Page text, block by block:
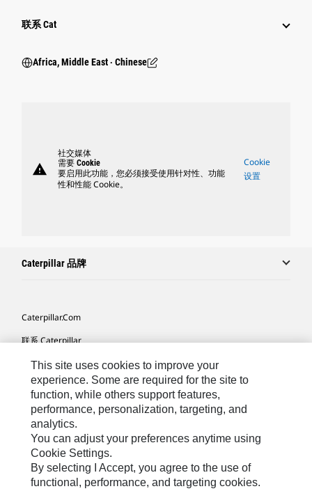
行业
联系 Cat
Africa, Middle East ‧ Chinese
warning
社交媒体
需要 Cookie
要启用此功能，您必须接受使用针对性、功能
性和性能 Cookie。
Cookie
设置
Caterpillar 品牌
Caterpillar.com
联系 Caterpillar
我的营销首选项
站点地图
Cookie Settings
法律
隐私
This site uses cookies to improve your
experience. Some are required for the site to
function, while others support features,
performance, personalization, targeting, and
analytics.
You can adjust your preferences anytime using
Cookie Settings.
By selecting I Accept, you agree to the use of
functional, performance, and targeting cookies.